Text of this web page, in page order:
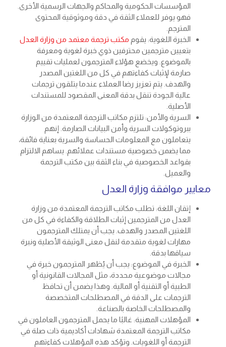
المؤسسات الحكومية والمحاكم والجهات الرسمية الأخرى.
فهو يوفر للعملاء الثقة في دقة وموثوقية المحتوى
المترجم.
الخبرة اللغوية: يقوم مكتب ترجمة معتمد من وزارة العدل
بتعيين مترجمين محترفين ذوي خبرة لغوية ومعرفة
بالموضوع. ويخضع هؤلاء المترجمون لعمليات تقييم
صارمة لإثبات كفاءتهم في كل من اللغتين المصدر
والهدف. يتم تعزيز رضا العملاء عندما يتلقون ترجمات
عالية الجودة تنقل بدقة المعنى المقصود للمستندات
الأصلية.
السرية والأمن: تلتزم مكاتب الترجمة المعتمدة من الوزارة
ببروتوكولات السرية وأمن البيانات الصارمة. إنهم
يتعاملون مع المعلومات الحساسة والسرية بعناية فائقة،
مما يضمن خصوصية مستندات عملائهم. يساهم الالتزام
بقواعد الخصوصية في بناء الثقة بين مكتب الترجمة
والعميل.
معايير موافقة وزارة العدل
إتقان اللغة: تطلب مكاتب الترجمة المعتمدة من وزارة
العدل من المترجمين إثبات الطلاقة والكفاءة في كل من
اللغتين المصدر والهدف. يجب أن يمتلك المترجمون
مهارات لغوية متقدمة لنقل معنى الوثيقة الأصلية ونبرة
سياقها بدقة.
الخبرة في الموضوع: يجب أن يُظهر المترجمون خبرة في
مجالات موضوعية محددة، مثل المجالات القانونية أو
الطبية أو التقنية أو المالية. وهذا يضمن أن تحافظ
الترجمات على الدقة في المصطلحات المتخصصة
والمصطلحات الخاصة بالصناعة.
المؤهلات المهنية: غالبًا ما يحمل المترجمون العاملون في
مكاتب الترجمة المعتمدة شهادات أكاديمية ذات صلة في
الترجمة أو اللغويات. وتؤكد هذه المؤهلات كفاءتهم